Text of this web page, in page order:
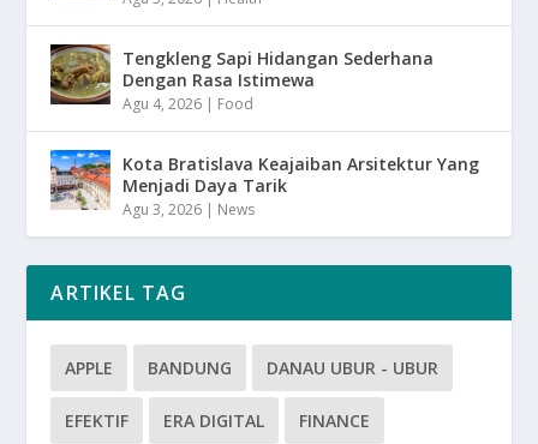
Tengkleng Sapi Hidangan Sederhana
Dengan Rasa Istimewa
Agu 4, 2026 | Food
Kota Bratislava Keajaiban Arsitektur Yang
Menjadi Daya Tarik
Agu 3, 2026 | News
ARTIKEL TAG
APPLE BANDUNG DANAU UBUR - UBUR
EFEKTIF ERA DIGITAL FINANCE